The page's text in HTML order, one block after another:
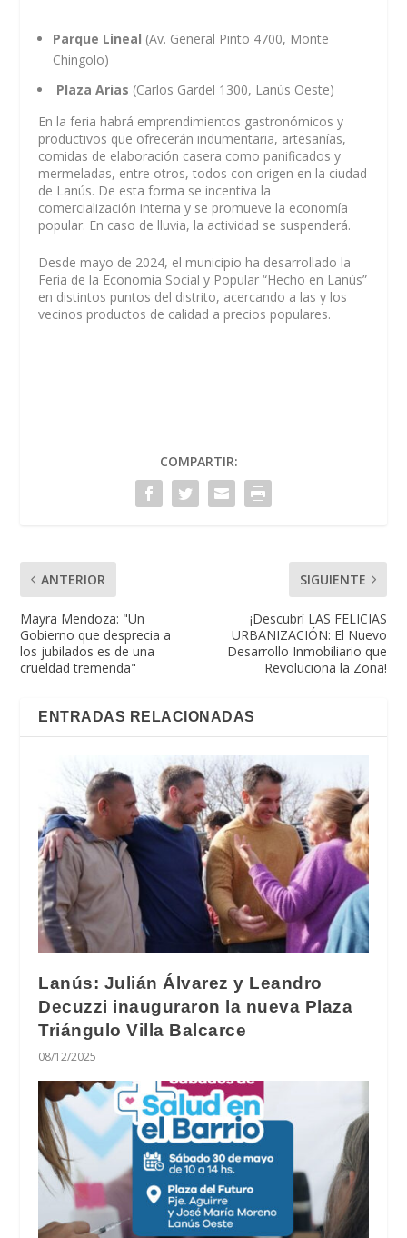
Parque Lineal (Av. General Pinto 4700, Monte
Chingolo)
Plaza Arias (Carlos Gardel 1300, Lanús Oeste)
En la feria habrá emprendimientos gastronómicos y
productivos que ofrecerán indumentaria, artesanías,
comidas de elaboración casera como panificados y
mermeladas, entre otros, todos con origen en la ciudad
de Lanús. De esta forma se incentiva la
comercialización interna y se promueve la economía
popular. En caso de lluvia, la actividad se suspenderá.
Desde mayo de 2024, el municipio ha desarrollado la
Feria de la Economía Social y Popular “Hecho en Lanús”
en distintos puntos del distrito, acercando a las y los
vecinos productos de calidad a precios populares.
COMPARTIR:
ANTERIOR
Mayra Mendoza: "Un
Gobierno que desprecia a
los jubilados es de una
crueldad tremenda"
SIGUIENTE
¡Descubrí LAS FELICIAS
URBANIZACIÓN: El Nuevo
Desarrollo Inmobiliario que
Revoluciona la Zona!
ENTRADAS RELACIONADAS
Lanús: Julián Álvarez y Leandro
Decuzzi inauguraron la nueva Plaza
Triángulo Villa Balcarce
08/12/2025